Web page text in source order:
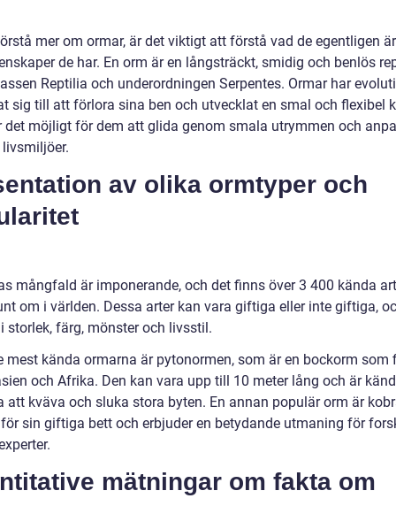
mer om ormar, är det viktigt att förstå vad de egentligen
de har. En orm är en långsträckt, smidig och benlös
Reptilia och underordningen Serpentes. Ormar har
sig till att förlora sina ben och utvecklat en smal och flexibel
det möjligt för dem att glida genom smala utrymmen och
av olika ormtyper och
mångfald är imponerande, och det finns över 3 400 kända
om i världen. Dessa arter kan vara giftiga eller inte giftiga,
storlek, färg, mönster och livsstil.
mest kända ormarna är pytonormen, som är en bockorm som
och Afrika. Den kan vara upp till 10 meter lång och är
att kväva och sluka stora byten. En annan populär orm är
sin giftiga bett och erbjuder en betydande utmaning för
mätningar om fakta om